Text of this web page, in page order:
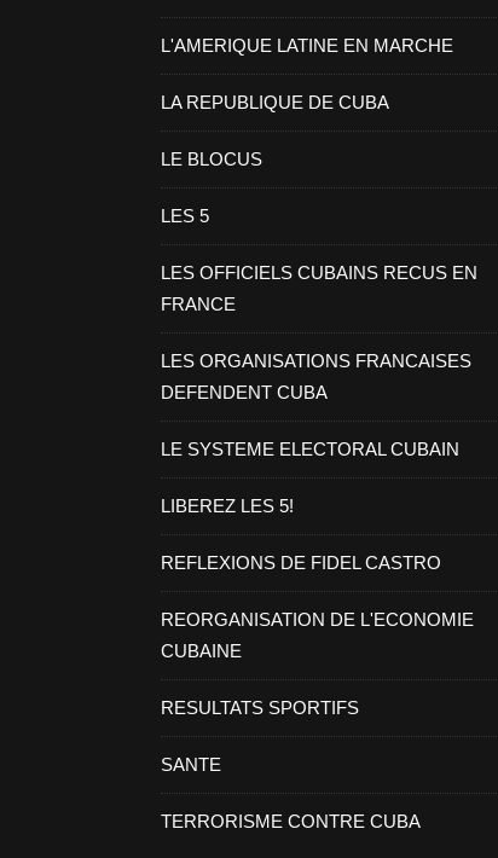
L'AMERIQUE LATINE EN MARCHE
LA REPUBLIQUE DE CUBA
LE BLOCUS
LES 5
LES OFFICIELS CUBAINS RECUS EN
FRANCE
LES ORGANISATIONS FRANCAISES
DEFENDENT CUBA
LE SYSTEME ELECTORAL CUBAIN
LIBEREZ LES 5!
REFLEXIONS DE FIDEL CASTRO
REORGANISATION DE L'ECONOMIE
CUBAINE
RESULTATS SPORTIFS
SANTE
TERRORISME CONTRE CUBA